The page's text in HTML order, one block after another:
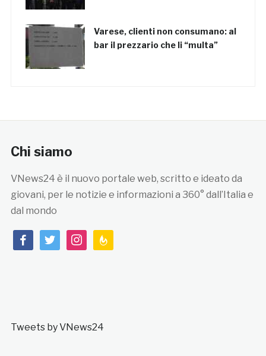
Varese, clienti non consumano: al
bar il prezzario che li “multa”
Chi siamo
VNews24 è il nuovo portale web, scritto e ideato da
giovani, per le notizie e informazioni a 360° dall’Italia e
dal mondo
facebooktwitterinstagramfeedburner
Tweets by VNews24